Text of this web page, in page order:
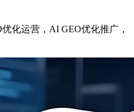
化运营，AI GEO优化推广，